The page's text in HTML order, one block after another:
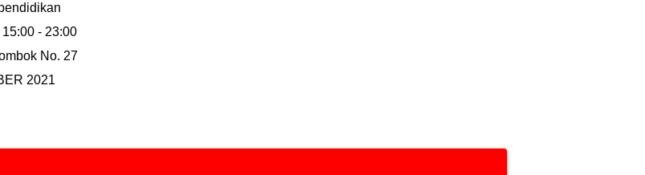
15:00 - 23:00
No. 27
2021